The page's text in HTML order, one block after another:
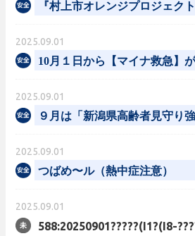
『村上市オレンジプロジェク
2025.09.01
10月１日から【マイナ救急】
2025.09.01
９月は「新潟県高齢者見守り強
2025.09.01
つばめ〜ル（熱中症注意）
2025.09.01
588:20250901?????(I1?(I8-